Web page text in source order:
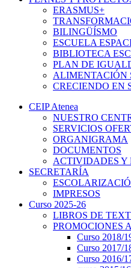
ERASMUS+
BILINGÜÍSMO
ESCUELA
BIBLIOTECA
PLAN DE
ALIMENTACIÓN
CRECIENDO EN
CEIP Atenea
NUESTRO
SERVICIOS
ORGANIGRAMA
DOCUMENTOS
ACTIVIDADES Y
SECRETARÍA
IMPRESOS
Curso 2025-26
LIBROS DE
PROMOCIONES
Curso 2018/
Curso 2017/
Curso 2016/